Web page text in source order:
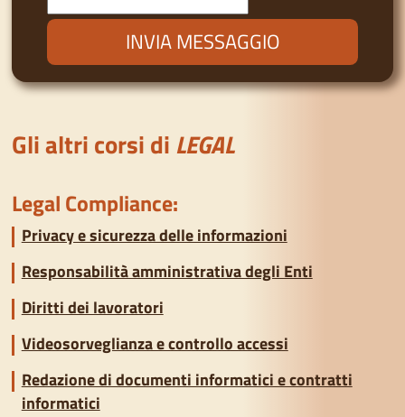
Gli altri corsi diLEGAL
Legal Compliance:
Privacy e sicurezza delle informazioni
Responsabilità amministrativa degli Enti
Diritti dei lavoratori
Videosorveglianza e controllo accessi
Redazione di documenti informatici e contratti
informatici